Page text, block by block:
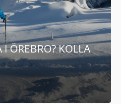
ÖREBRO? KOLLA